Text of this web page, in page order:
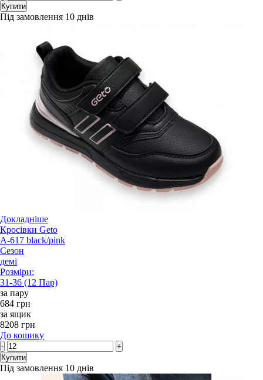
Купити
Під замовлення 10 днів
Докладніше
Кросівки Geto
A-617 black/pink
Сезон
демі
Розміри:
31-36 (12 Пар)
за пару
684 грн
за ящик
8208 грн
До кошику
-
+
Купити
Під замовлення 10 днів